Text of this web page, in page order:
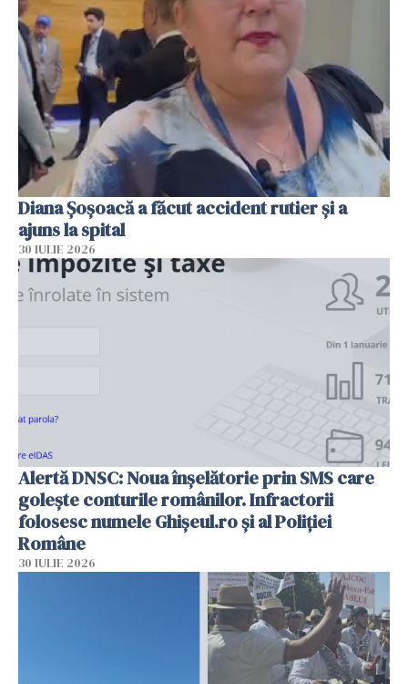
Diana Șoșoacă a făcut accident rutier și a
ajuns la spital
30 IULIE 2026
Alertă DNSC: Noua înșelătorie prin SMS care
golește conturile românilor. Infractorii
folosesc numele Ghișeul.ro și al Poliției
Române
30 IULIE 2026